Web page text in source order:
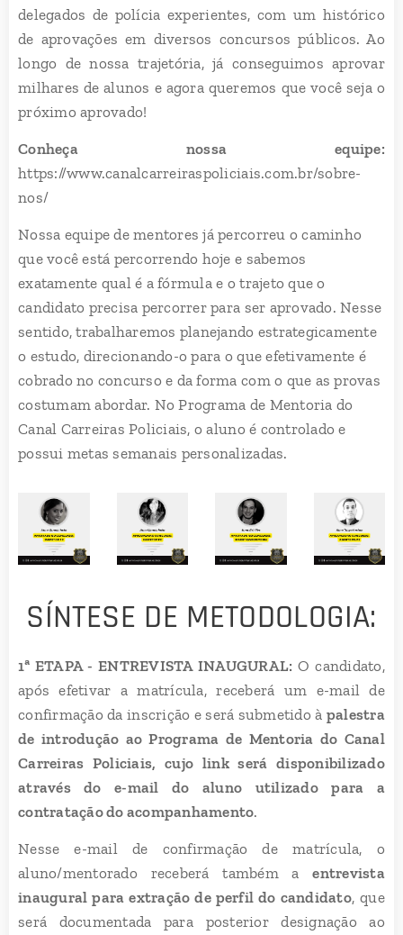
delegados de polícia experientes, com um histórico
de aprovações em diversos concursos públicos. Ao
longo de nossa trajetória, já conseguimos aprovar
milhares de alunos e agora queremos que você seja o
próximo aprovado!
Conheça nossa equipe:
https://www.canalcarreiraspoliciais.com.br/sobre-
nos/
Nossa equipe de mentores já percorreu o caminho
que você está percorrendo hoje e sabemos
exatamente qual é a fórmula e o trajeto que o
candidato precisa percorrer para ser aprovado. Nesse
sentido, trabalharemos planejando estrategicamente
o estudo, direcionando-o para o que efetivamente é
cobrado no concurso e da forma com o que as provas
costumam abordar. No Programa de Mentoria do
Canal Carreiras Policiais, o aluno é controlado e
possui metas semanais personalizadas.
SÍNTESE DE METODOLOGIA:
1ª ETAPA - ENTREVISTA INAUGURAL: O candidato,
após efetivar a matrícula, receberá um e-mail de
confirmação da inscrição e será submetido à palestra
de introdução ao Programa de Mentoria do Canal
Carreiras Policiais, cujo link será disponibilizado
através do e-mail do aluno utilizado para a
contratação do acompanhamento.
Nesse e-mail de confirmação de matrícula, o
aluno/mentorado receberá também aentrevista
inaugural para extração de perfil do candidato, que
será documentada para posterior designação ao